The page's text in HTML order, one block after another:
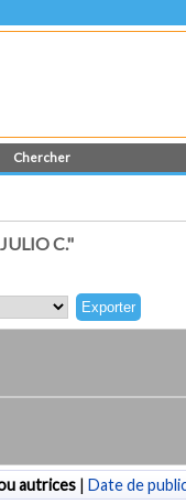
Chercher
C."
autrices | Date de